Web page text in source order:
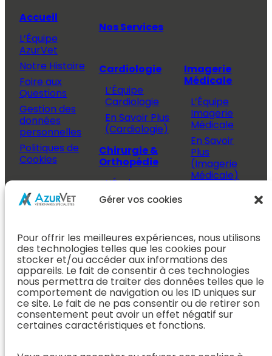
Gérer vos cookies
Pour offrir les meilleures expériences, nous utilisons
des technologies telles que les cookies pour
stocker et/ou accéder aux informations des
appareils. Le fait de consentir à ces technologies
nous permettra de traiter des données telles que le
comportement de navigation ou les ID uniques sur
ce site. Le fait de ne pas consentir ou de retirer son
consentement peut avoir un effet négatif sur
certaines caractéristiques et fonctions.
Accueil
L’Équipe
AzurVet
Notre Histoire
Foire aux
Questions
Gestion des
données
personnelles
Politiques de
Cookies
Propriétaire
Prendre
rendez-vous
Après mon
rendez-vous
Espace
Vétérinaire
Nos Services
Cardiologie
L’Équipe
Cardiologie
En Savoir Plus
(Cardiologie)
Chirurgie &
Orthopédie
L’Équipe
Chirurgie &
Orthopédie
(Chirurgie &
Orthopédie)
Dentisterie &
ORL
L’Équipe
Dentisterie &
ORL
(Dentisterie &
Imagerie
Médicale
L’Équipe
Imagerie
Médicale
En Savoir
Plus
(Imagerie
Médicale)
Médecine
Interne
En Savoir
Plus
(Médecine
Interne)
Neurologie